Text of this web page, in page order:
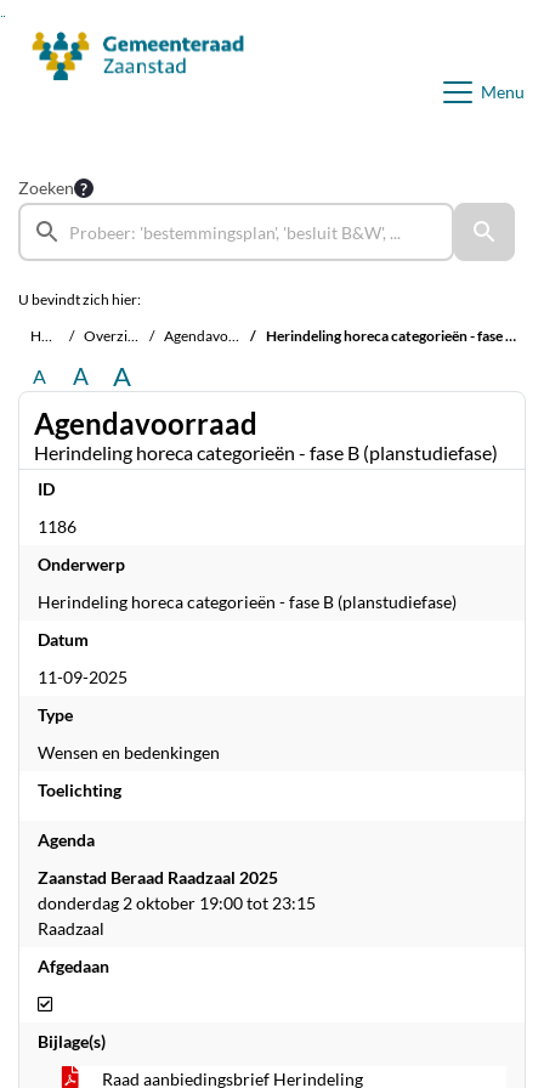
Menu
Zoeken
U bevindt zich hier:
Home
Overzichten Agendavoorraad Herindeling horeca categorieën - fase B (planstudiefase)
A A A
Agendavoorraad
Herindeling horeca categorieën - fase B (planstudiefase)
ID
1186
Onderwerp
Herindeling horeca categorieën - fase B (planstudiefase)
Datum
11-09-2025
Type
Wensen en bedenkingen
Toelichting
Agenda
Zaanstad Beraad Raadzaal 2025
donderdag 2 oktober 19:00 tot 23:15
Raadzaal
Afgedaan
Afgedaan
Bijlage(s)
Raad aanbiedingsbrief Herindeling